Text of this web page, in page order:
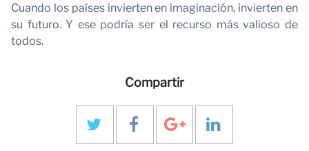
Cuando los países invierten en imaginación, invierten en
su futuro. Y ese podría ser el recurso más valioso de
todos.
Compartir